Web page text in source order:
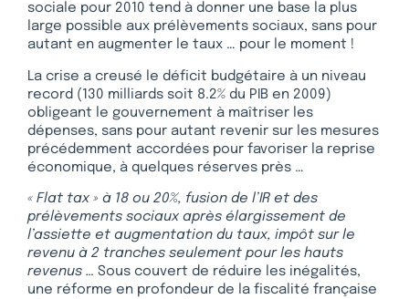
sociale pour 2010 tend à donner une base la plus
large possible aux prélèvements sociaux, sans pour
autant en augmenter le taux … pour le moment !
La crise a creusé le déficit budgétaire à un niveau
record (130 milliards soit 8.2% du PIB en 2009)
obligeant le gouvernement à maîtriser les
dépenses, sans pour autant revenir sur les mesures
précédemment accordées pour favoriser la reprise
économique, à quelques réserves près …
« Flat tax » à 18 ou 20%, fusion de l’IR et des
prélèvements sociaux après élargissement de
l’assiette et augmentation du taux, impôt sur le
revenu à 2 tranches seulement pour les hauts
revenus … Sous couvert de réduire les inégalités,
une réforme en profondeur de la fiscalité française